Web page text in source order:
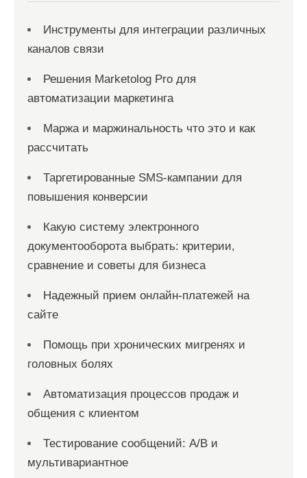
Инструменты для интеграции различных
каналов связи
Решения Marketolog Pro для
автоматизации маркетинга
Маржа и маржинальность что это и как
рассчитать
Таргетированные SMS-кампании для
повышения конверсии
Какую систему электронного
документооборота выбрать: критерии,
сравнение и советы для бизнеса
Надежный прием онлайн-платежей на
сайте
Помощь при хронических мигренях и
головных болях
Автоматизация процессов продаж и
общения с клиентом
Тестирование сообщений: A/B и
мультивариантное